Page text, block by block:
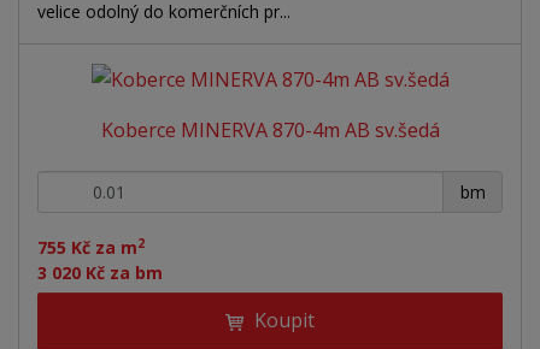
velice odolný do komerčních pr...
Koberce MINERVA 870-4m AB sv.šedá
755 Kč za m2
3 020 Kč za bm
bm
+ -
Koupit